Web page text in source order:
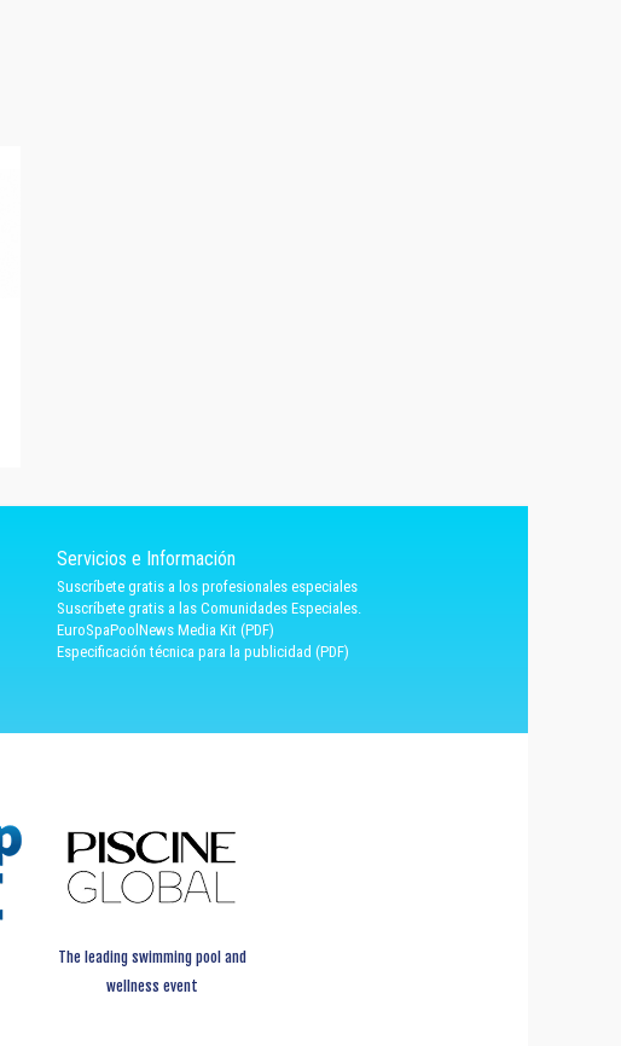
Servicios e Información
Suscríbete gratis a los profesionales especiales
Suscríbete gratis a las Comunidades Especiales.
EuroSpaPoolNews Media Kit (PDF)
Especificación técnica para la publicidad (PDF)
The leading swimming pool and
wellness event